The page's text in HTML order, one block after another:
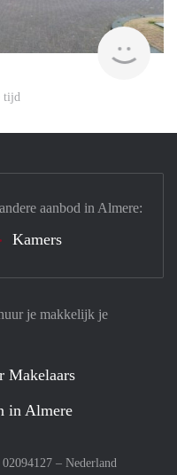
tijd
je makkelijk je
Makelaars
in Almere
– Nederland
aanbod in Almere:
Kamers